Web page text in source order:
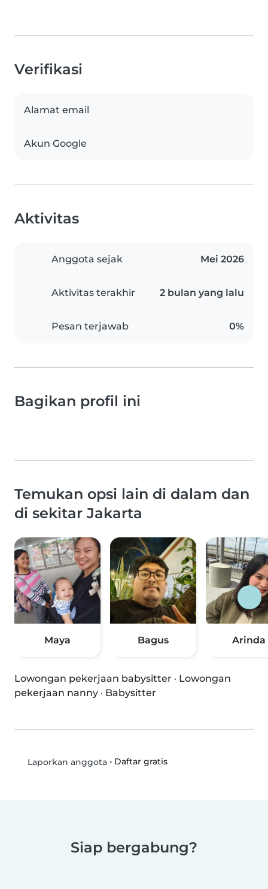
Verifikasi
Alamat email
Akun Google
Aktivitas
Anggota sejak Mei 2026
Aktivitas terakhir 2 bulan yang lalu
Pesan terjawab 0%
Bagikan profil ini
Temukan opsi lain di dalam dan
di sekitar Jakarta
Maya Bagus Arinda
Lowongan pekerjaan babysitter · Lowongan
pekerjaan nanny · Babysitter
Laporkan anggota• Daftar gratis
Siap bergabung?